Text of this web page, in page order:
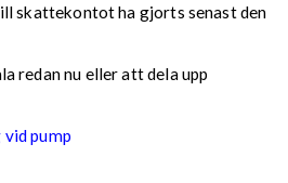
skattekontot ha gjorts senast den
redan nu eller att dela upp
pump